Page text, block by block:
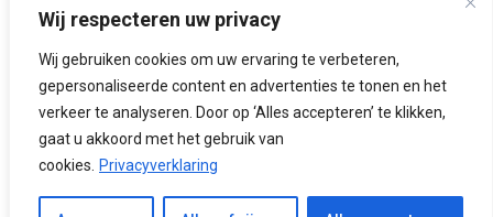
Wij respecteren uw privacy
Wij gebruiken cookies om uw ervaring te verbeteren,
gepersonaliseerde content en advertenties te tonen en het
verkeer te analyseren. Door op ‘Alles accepteren’ te klikken,
gaat u akkoord met het gebruik van
cookies.
Privacyverklaring
Tarieven
Rechtsgebiedenregister
Over ons
Contact
Bel ons
© 2026 Bierens van Boven Advocaten –
Klachtenregeling|Algemene voorwaarden|Disclaimer|